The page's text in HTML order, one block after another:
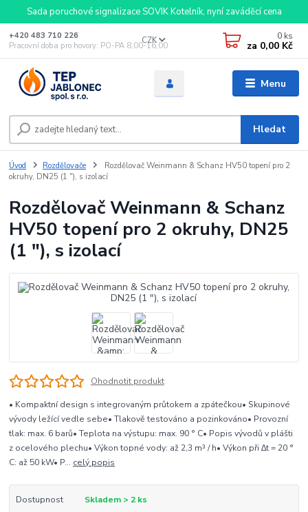
Sada poruchové signalizace SOVIK Kotelník, nyní zaváděcí cena
Menu
CZK
Hledat
+420 483 710 226
Pracovní doba pro hovory: PO-PA 8,00-16,00
0 ks
za 0,00 Kč
Úvod Rozdělovače
Rozdělovač Weinmann & Schanz HV50 topení pro 2
okruhy, DN25 (1 "), s izolací
Rozdělovač Weinmann & Schanz
HV50 topení pro 2 okruhy, DN25
(1 "), s izolací
Ohodnotit produkt
• Kompaktní design s integrovaným průtokem a zpátečkou• Skupinové
vývody ležící vedle sebe• Tlakově testováno a pozinkováno• Provozní
tlak: max. 6 barů• Teplota na výstupu: max. 90 ° C• Popis vývodů v plášti
z ocelového plechu• Výkon topné vody: až 2,3 m³ / h• Výkon při ∆t = 20 °
C: až 50 kW• P... celý popis
Dostupnost
Skladem > 2 ks